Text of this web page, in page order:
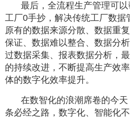
最后，全流程生产管理可
工厂0手抄，解决传统工厂数据
原有的数据来源分散、数据重
保证、数据难以整合、数据分
过数据采集、报表数据分析，
的持续改进，不断提高生产效
体的数字化效率提升。
在数智化的浪潮席卷的今
条必经之路，数字化、智能化